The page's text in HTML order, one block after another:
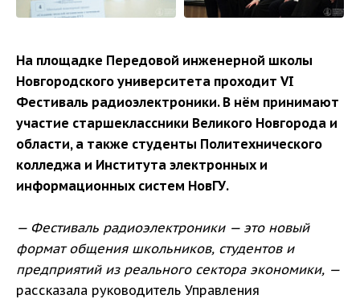
На площадке Передовой инженерной школы
Новгородского университета проходит VI
Фестиваль радиоэлектроники. В нём принимают
участие старшеклассники Великого Новгорода и
области, а также студенты Политехнического
колледжа и Института электронных и
информационных систем НовГУ.
— Фестиваль радиоэлектроники — это новый
формат общения школьников, студентов и
предприятий из реального сектора экономики, —
рассказала руководитель Управления